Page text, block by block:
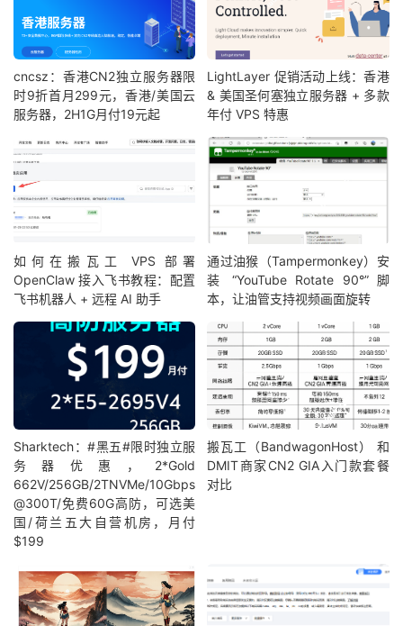
cncsz：香港CN2独立服务器限
时9折首月299元，香港/美国云
服务器，2H1G月付19元起
LightLayer 促销活动上线：香港
& 美国圣何塞独立服务器 + 多款
年付 VPS 特惠
如何在搬瓦工 VPS 部署
OpenClaw 接入飞书教程：配置
飞书机器人 + 远程 AI 助手
通过油猴（Tampermonkey）安
装 “YouTube Rotate 90°” 脚
本，让油管支持视频画面旋转
Sharktech：#黑五#限时独立服
务器优惠，2*Gold
662V/256GB/2TNVMe/10Gbps
@300T/免费60G高防，可选美
国/荷兰五大自营机房，月付
$199
搬瓦工（BandwagonHost） 和
DMIT商家CN2 GIA入门款套餐
对比